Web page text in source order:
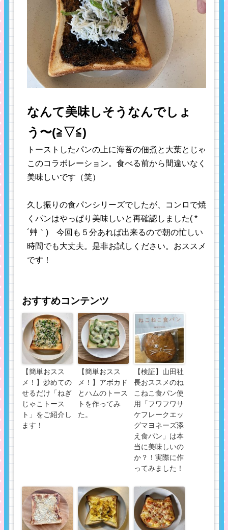
なんて美味しそうなんでしょ
う〜(≧▽≦)
トーストしたパンの上に海苔の佃煮と大葉とじゃ
このコラボレーション。食べる前から間違いなく
美味しいです（笑）
久し振りの食パンシリーズでしたが、コンロで焼
くパンはやっぱり美味しいと再確認しました( *
´艸｀) 今回も５分あれば出来るので朝の忙しい
時間でも大丈夫。是非お試しください。おススメ
です！
おすすめコンテンツ
【簡単おスス
メ！】炒めての
せるだけ「ねぎ
じゃこトース
ト」をご紹介し
ます！
【簡単おスス
メ！】アボカド
とハムのトース
トを作ってみ
た。
【検証】山田社
長おススメのね
こねこ食パン使
用「フワフワサ
ケフレークエッ
グマヨネーズ添
え食パン」は本
当に美味しいの
か？！実際に作
ってみました！